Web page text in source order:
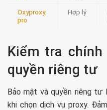
Oxyproxy.
pro
Hợp lý
Kiểm tra
quyền riêng tư
Bảo mật và quyền riêng tư
khi chọn dịch vụ proxy.